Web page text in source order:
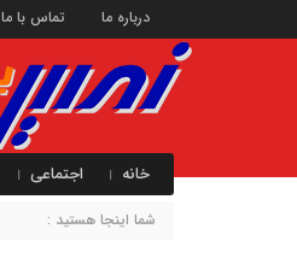
درباره ما تماس با ما
خانه اجتماعی
شما اینجا هستید :